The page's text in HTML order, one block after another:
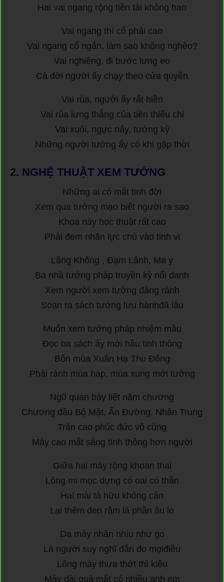
Hai vai ngang rộng tiền tài không hao
Vai ngang thì cổ phải cao
Vai ngang cổ ngắn, làm sao không nghèo?
Vai nghiêng, đi bước lưng eo
Cả đời người ấy chạy theo cửa quyền
Vai rùa, người ấy rất hiền
Vai rùa lưng thẳng của tiền thiếu chi
Vai xuôi, ngực nẩy, tướng kỳ
Những người tướng ấy có khi gặp thời
2. NGHỆ THUẬT XEM TƯỚNG
Những ai có mắt tinh đời
Xem qua tướng mạo biết người ra sao
Khoa này học thuật rất cao
Phải đem nhãn lực chú vào tinh vi
Lăng Không , Đạm Lãnh, Ma y
Ba nhà tướng pháp truyền kỳ nổi danh
Xem người xem tướng đàng rành
Soạn ra sách tướng lưu hànhđã lâu
Muốn xem tướng pháp nhiệm mầu
Đọc ba sách ấy mới hầu tinh thông
Bốn mùa Xuân Hạ Thu Đông
Phải rành mùa hạp, mùa xung mới tường
Ngũ quan bày liệt năm chương
Chương đầu Bộ Mặt, Ấn Đường, Nhân Trung
Trán cao phúc đức vô cùng
Mày cao mắt sáng tinh thông hơn người
Giữa hai mày rộng khoan thai
Lông mi mọc dựng có oai có thần
Hai mài tả hữu không cân
Lại thêm đen rậm là phần âu lo
Da mày nhăn nhíu như go
Là người suy nghĩ đắn đo mọiđiều
Lông mày thưa thớt thì kiêu
Mày dài quá mắt có nhiều anh em